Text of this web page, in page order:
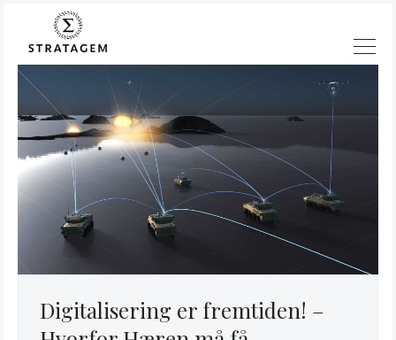
Søk
Stratagem
Digitalisering er fremtiden! –